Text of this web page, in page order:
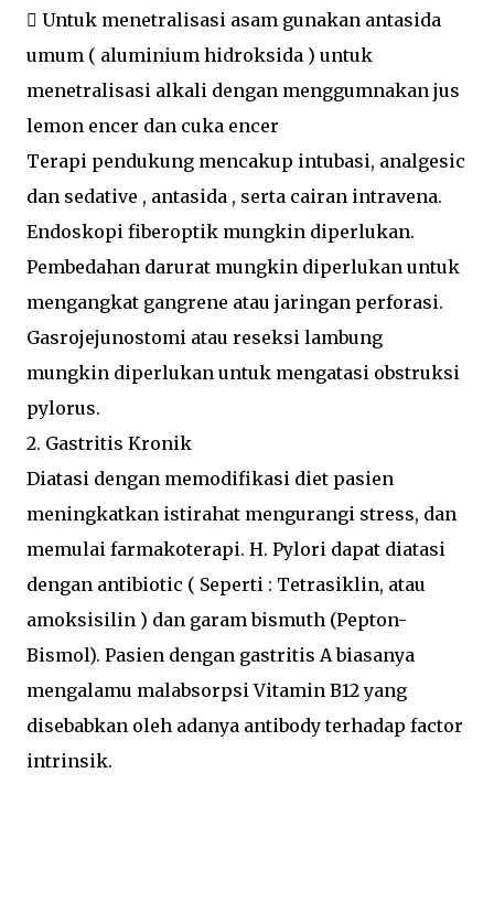
 Untuk menetralisasi asam gunakan antasida
umum ( aluminium hidroksida ) untuk
menetralisasi alkali dengan menggumnakan jus
lemon encer dan cuka encer
Terapi pendukung mencakup intubasi, analgesic
dan sedative , antasida , serta cairan intravena.
Endoskopi fiberoptik mungkin diperlukan.
Pembedahan darurat mungkin diperlukan untuk
mengangkat gangrene atau jaringan perforasi.
Gasrojejunostomi atau reseksi lambung
mungkin diperlukan untuk mengatasi obstruksi
pylorus.
2. Gastritis Kronik
Diatasi dengan memodifikasi diet pasien
meningkatkan istirahat mengurangi stress, dan
memulai farmakoterapi. H. Pylori dapat diatasi
dengan antibiotic ( Seperti : Tetrasiklin, atau
amoksisilin ) dan garam bismuth (Pepton-
Bismol). Pasien dengan gastritis A biasanya
mengalamu malabsorpsi Vitamin B12 yang
disebabkan oleh adanya antibody terhadap factor
intrinsik.